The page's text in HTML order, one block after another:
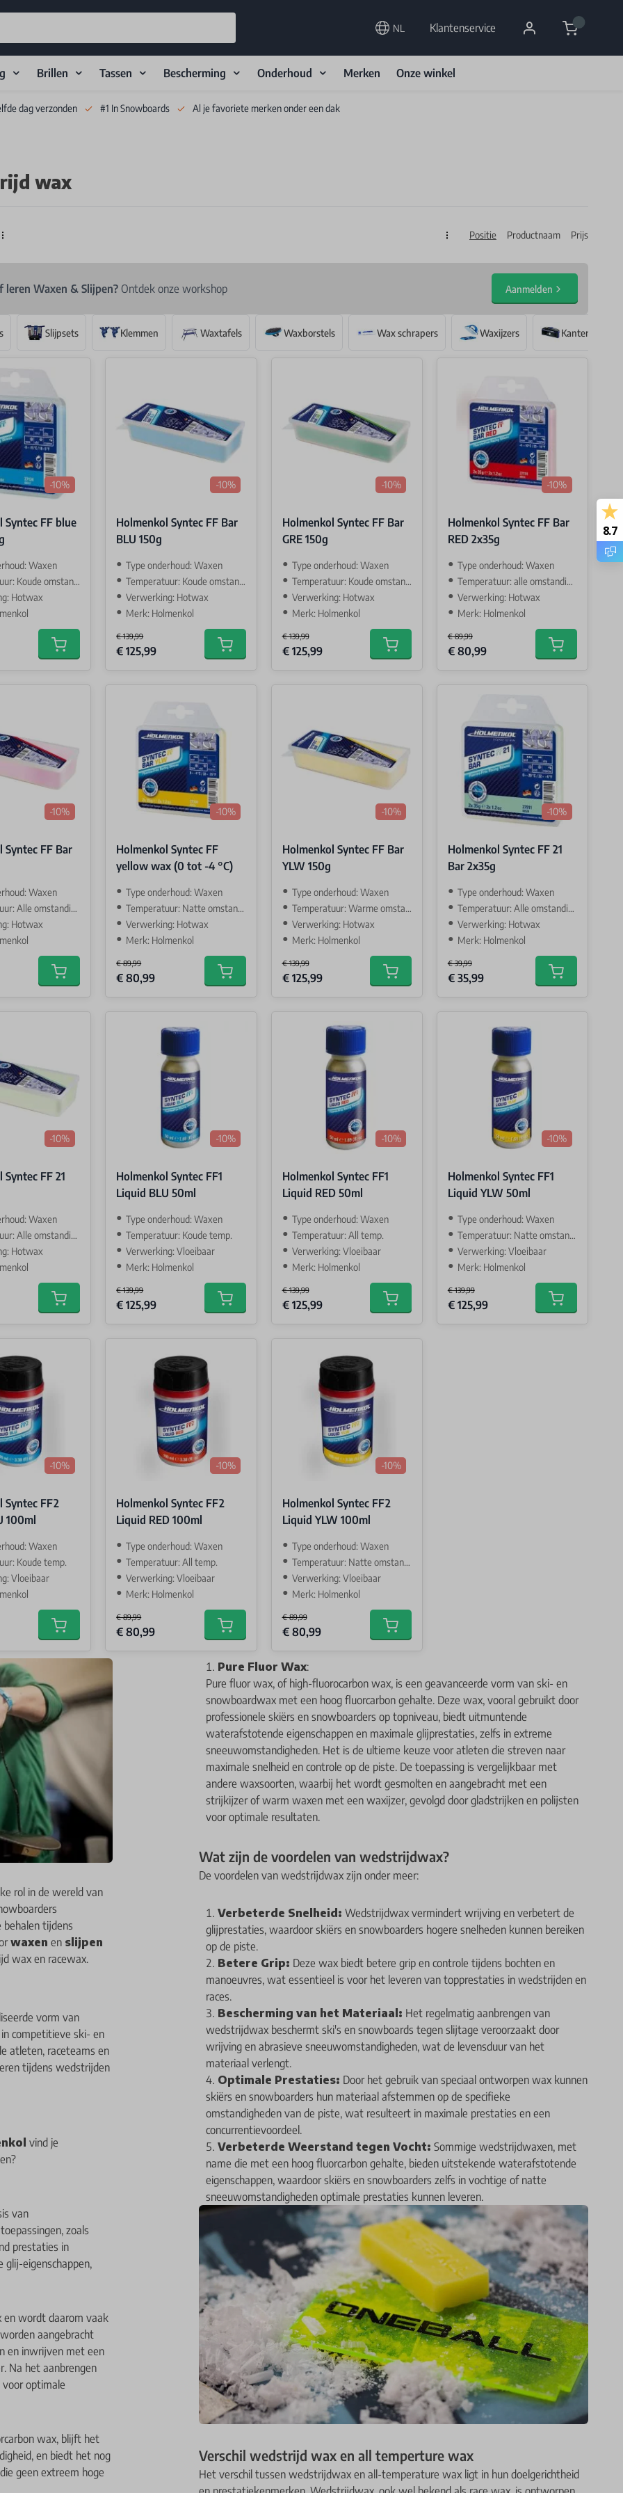
NL Klantenservice Cart
Brillen Tassen Bescherming Onderhoud Merken Onze winkel
dag verzonden #1 In Snowboards Al je favoriete merken onder een dak
wax
Sorteren op
Positie Productnaam Prijs
leren Waxen & Slijpen?Ontdek onze workshop Aanmelden
Slijpsets Klemmen Waxtafels Waxborstels Wax schrapers Waxijzers Kantenslijpers
-10%
Syntec FF blue
Waxen
omstandigehden
Hotwax
Add to cart
-10%
Holmenkol Syntec FF Bar
BLU 150g
Type onderhoud: Waxen
Temperatuur: Koude omstandigehden
Verwerking: Hotwax
Merk: Holmenkol
€ 139,99
Special Price
€ 125,99 Add to cart
-10%
Holmenkol Syntec FF Bar
GRE 150g
Type onderhoud: Waxen
Temperatuur: Koude omstandigehden
Verwerking: Hotwax
Merk: Holmenkol
€ 139,99
Special Price
€ 125,99 Add to cart
-10%
Holmenkol Syntec FF Bar
RED 2x35g
Type onderhoud: Waxen
Temperatuur: alle omstandigehden
Verwerking: Hotwax
Merk: Holmenkol
€ 89,99
Special Price
€ 80,99 Add to cart
-10%
Syntec FF Bar
Waxen
Alle omstandigehden
Hotwax
Add to cart
-10%
Holmenkol Syntec FF
yellow wax (0 tot -4 °C)
Type onderhoud: Waxen
Temperatuur: Natte omstandigehden
Verwerking: Hotwax
Merk: Holmenkol
€ 89,99
Special Price
€ 80,99 Add to cart
-10%
Holmenkol Syntec FF Bar
YLW 150g
Type onderhoud: Waxen
Temperatuur: Warme omstandigehden
Verwerking: Hotwax
Merk: Holmenkol
€ 139,99
Special Price
€ 125,99 Add to cart
-10%
Holmenkol Syntec FF 21
Bar 2x35g
Type onderhoud: Waxen
Temperatuur: Alle omstandigehden
Verwerking: Hotwax
Merk: Holmenkol
€ 39,99
Special Price
€ 35,99 Add to cart
-10%
FF 21
Waxen
Alle omstandigehden
Hotwax
Add to cart
-10%
Holmenkol Syntec FF1
Liquid BLU 50ml
Type onderhoud: Waxen
Temperatuur: Koude temp.
Verwerking: Vloeibaar
Merk: Holmenkol
€ 139,99
Special Price
€ 125,99 Add to cart
-10%
Holmenkol Syntec FF1
Liquid RED 50ml
Type onderhoud: Waxen
Temperatuur: All temp.
Verwerking: Vloeibaar
Merk: Holmenkol
€ 139,99
Special Price
€ 125,99 Add to cart
-10%
Holmenkol Syntec FF1
Liquid YLW 50ml
Type onderhoud: Waxen
Temperatuur: Natte omstandigheden
Verwerking: Vloeibaar
Merk: Holmenkol
€ 139,99
Special Price
€ 125,99 Add to cart
-10%
Syntec FF2
100ml
Waxen
Koude temp.
Vloeibaar
Add to cart
-10%
Holmenkol Syntec FF2
Liquid RED 100ml
Type onderhoud: Waxen
Temperatuur: All temp.
Verwerking: Vloeibaar
Merk: Holmenkol
€ 89,99
Special Price
€ 80,99 Add to cart
-10%
Holmenkol Syntec FF2
Liquid YLW 100ml
Type onderhoud: Waxen
Temperatuur: Natte omstandigheden
Verwerking: Vloeibaar
Merk: Holmenkol
€ 89,99
Special Price
€ 80,99 Add to cart
rol in de wereld van
tijdens
waxen en slijpen
wax en racewax.
vorm van
competitieve ski- en
atleten, raceteams en
tijdens wedstrijden
vind je
van
zoals
prestaties in
eigenschappen,
en wordt daarom vaak
aangebracht
en inwrijven met een
Na het aanbrengen
optimale
wax, blijft het
en biedt het nog
geen extreem hoge
Pure Fluor Wax:
Pure fluor wax, of high-fluorocarbon wax, is een geavanceerde vorm van ski- en
snowboardwax met een hoog fluorcarbon gehalte. Deze wax, vooral gebruikt door
professionele skiërs en snowboarders op topniveau, biedt uitmuntende
waterafstotende eigenschappen en maximale glijprestaties, zelfs in extreme
sneeuwomstandigheden. Het is de ultieme keuze voor atleten die streven naar
maximale snelheid en controle op de piste. De toepassing is vergelijkbaar met
andere waxsoorten, waarbij het wordt gesmolten en aangebracht met een
strijkijzer of warm waxen met een waxijzer, gevolgd door gladstrijken en polijsten
voor optimale resultaten.
Wat zijn de voordelen van wedstrijdwax?
De voordelen van wedstrijdwax zijn onder meer:
Verbeterde Snelheid: Wedstrijdwax vermindert wrijving en verbetert de
glijprestaties, waardoor skiërs en snowboarders hogere snelheden kunnen bereiken
op de piste.
Betere Grip: Deze wax biedt betere grip en controle tijdens bochten en
manoeuvres, wat essentieel is voor het leveren van topprestaties in wedstrijden en
races.
Bescherming van het Materiaal: Het regelmatig aanbrengen van
wedstrijdwax beschermt ski's en snowboards tegen slijtage veroorzaakt door
wrijving en abrasieve sneeuwomstandigheden, wat de levensduur van het
materiaal verlengt.
Optimale Prestaties: Door het gebruik van speciaal ontworpen wax kunnen
skiërs en snowboarders hun materiaal afstemmen op de specifieke
omstandigheden van de piste, wat resulteert in maximale prestaties en een
concurrentievoordeel.
Verbeterde Weerstand tegen Vocht: Sommige wedstrijdwaxen, met
name die met een hoog fluorcarbon gehalte, bieden uitstekende waterafstotende
eigenschappen, waardoor skiërs en snowboarders zelfs in vochtige of natte
sneeuwomstandigheden optimale prestaties kunnen leveren.
Verschil wedstrijd wax en all temperture wax
Het verschil tussen wedstrijdwax en all-temperature wax ligt in hun doelgerichtheid
8.7